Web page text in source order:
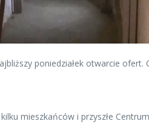
poniedziałek otwarcie
mieszkańców i przyszłe